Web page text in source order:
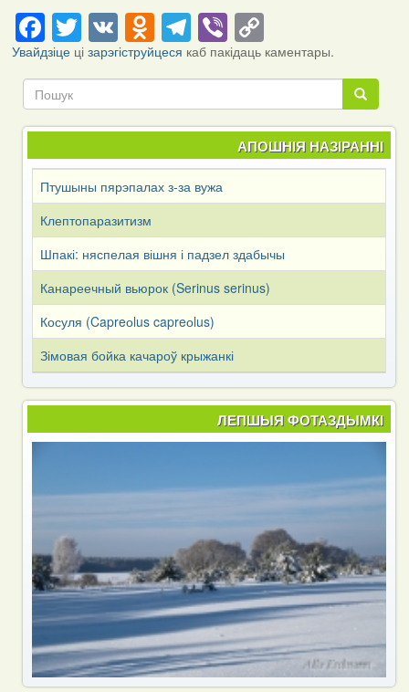
Facebook
Twitter
VKOdnoklassniki
Telegram
ViberCopy
Link
Увайдзіцеці зарэгіструйцеся каб пакідаць каментары.
Пошук
Пошук
АПОШНІЯ НАЗІРАННІ
Птушыны пярэпалах з-за вужа
Клептопаразитизм
Шпакі: няспелая вішня і падзел здабычы
Канареечный вьюрок (Serinus serinus)
Косуля (Capreоlus capreоlus)
Зімовая бойка качароў крыжанкі
ЛЕПШЫЯ ФОТАЗДЫМКІ